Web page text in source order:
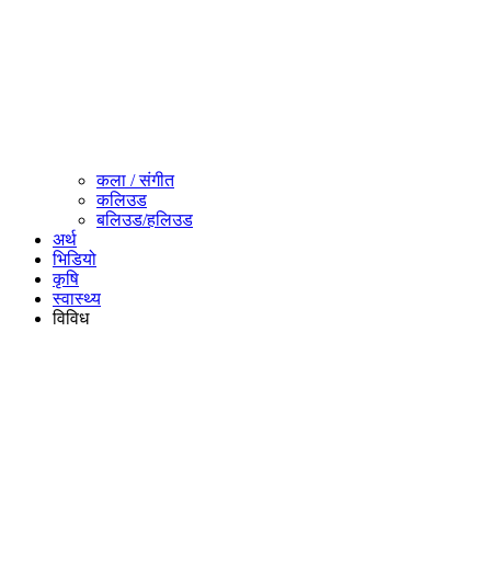
कला / संगीत​
कलिउड
बलिउड/हलिउड
अर्थ
भिडियो
कृषि
स्वास्थ्य
विविध